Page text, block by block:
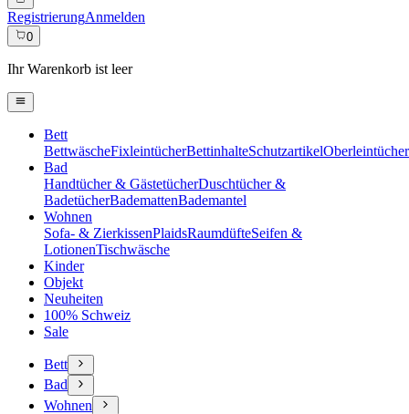
RegistrierungAnmelden
0
Ihr Warenkorb ist leer
Bett
BettwäscheFixleintücherBettinhalteSchutzartikelOberleintücher
Bad
Handtücher & GästetücherDuschtücher &
BadetücherBademattenBademantel
Wohnen
Sofa- & ZierkissenPlaidsRaumdüfteSeifen &
LotionenTischwäsche
Kinder
Objekt
Neuheiten
100% Schweiz
Sale
Bett
Bad
Wohnen